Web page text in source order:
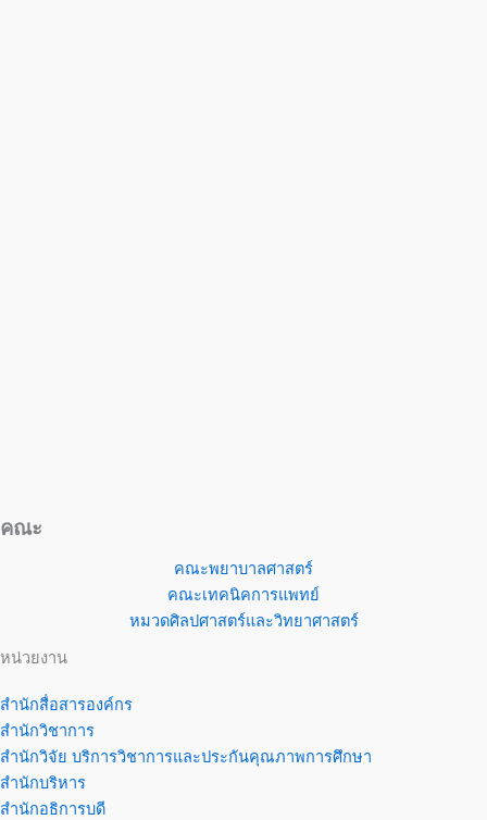
คณะ
คณะพยาบาลศาสตร์
คณะเทคนิคการแพทย์
หมวดศิลปศาสตร์และวิทยาศาสตร์
หน่วยงาน
สำนักสื่อสารองค์กร
สำนักวิชาการ
สำนักวิจัย บริการวิชาการและประกันคุณภาพการศึกษา
สำนักบริหาร
สำนักอธิการบดี